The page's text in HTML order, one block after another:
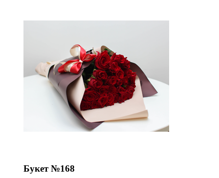
Букет №168